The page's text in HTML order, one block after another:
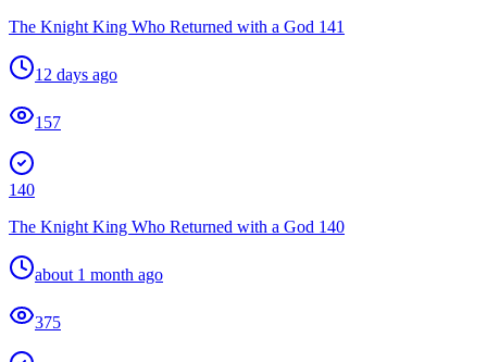
The Knight King Who Returned with a God 141
12 days ago
157
140
The Knight King Who Returned with a God 140
about 1 month ago
375